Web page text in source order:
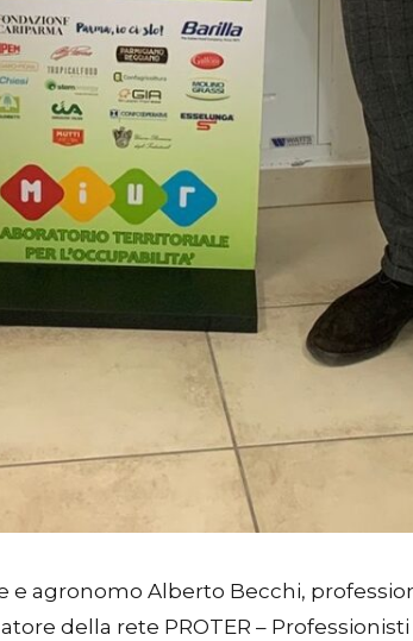
agronomo Alberto Becchi,
della rete PROTER –